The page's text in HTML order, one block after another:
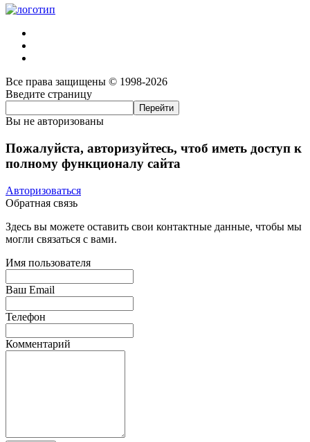
Все права защищены © 1998-2026
Введите страницу
Вы не авторизованы
Пожалуйста, авторизуйтесь, чтоб иметь доступ к
полному функционалу сайта
Авторизоваться
Обратная связь
Здесь вы можете оставить свои контактные данные, чтобы мы
могли связаться с вами.
Имя пользователя
Ваш Email
Телефон
Комментарий